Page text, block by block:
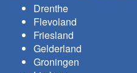
Drenthe
Flevoland
Friesland
Gelderland
Groningen